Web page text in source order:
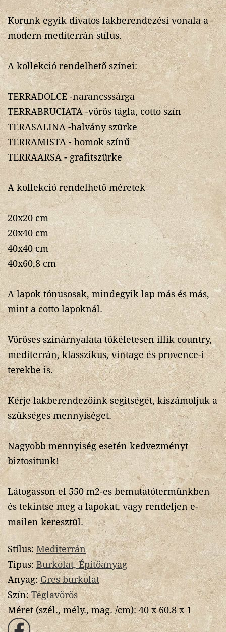
Korunk egyik divatos lakberendezési vonala a
modern mediterrán stílus.
A kollekció rendelhető színei:
TERRADOLCE -narancsssárga
TERRABRUCIATA -vörös tágla, cotto szín
TERASALINA -halvány szürke
TERRAMISTA - homok színű
TERRAARSA - grafitszürke
A kollekció rendelhető méretek
20x20 cm
20x40 cm
40x40 cm
40x60,8 cm
A lapok tónusosak, mindegyik lap más és más,
mint a cotto lapoknál.
Vöröses szinárnyalata tökéletesen illik country,
mediterrán, klasszikus, vintage és provence-i
terekbe is.
Kérje lakberendezőink segitségét, kiszámoljuk a
szükséges mennyiséget.
Nagyobb mennyiség esetén kedvezményt
biztositunk!
Látogasson el 550 m2-es bemutatótermünkben
és tekintse meg a lapokat, vagy rendeljen e-
mailen keresztül.
Stílus: Mediterrán
Tipus:Burkolat, Építőanyag
Anyag:Gres burkolat
Szín:Téglavörös
Méret (szél., mély., mag. /cm):40 x 60.8 x 1